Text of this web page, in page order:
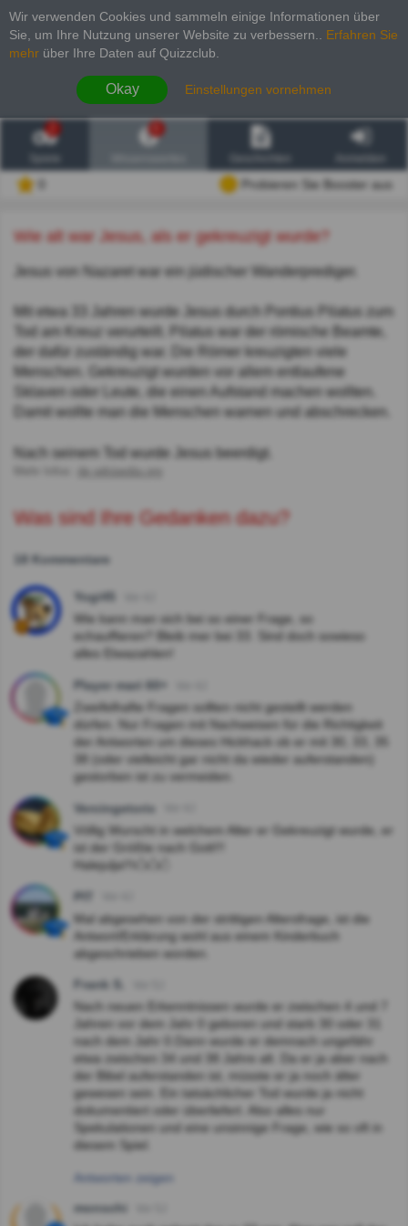
Wir verwenden Cookies und sammeln einige Informationen über
Sie, um Ihre Nutzung unserer Website zu verbessern.
Erfahren Sie
mehr über Ihre Daten auf Quizzclub.
Okay Einstellungen vornehmen
2
Probieren Sie Booster aus
Wie alt war Jesus, als er gekreuzigt wurde?
Jesus von Nazaret war ein jüdischer Wanderprediger.
Mit etwa 33 Jahren wurde Jesus durch Pontius Pilatus zum
Tod am Kreuz verurteilt. Pilatus war der römische Beamte,
der dafür zuständig war. Die Römer kreuzigten viele
Menschen. Gekreuzigt wurden vor allem entlaufene
Sklaven oder Leute, die einen Aufstand machen wollten.
Damit wollte man die Menschen warnen und abschrecken.
Nach seinem Tod wurde Jesus beerdigt.
de.wikipedia.org
Was sind Ihre Gedanken dazu?
18 Kommentare
Yogi45
Wie kann man sich bei so einer Frage, so
echauffieren? Bleib mer bei 33. Sind doch sowieso
alles Etwazahlen!
Player mari 60+
Zweifelhafte Fragen sollten nicht gestellt werden
dürfen. Nur Fragen mit Nachweisen für die Richtigkeit
der Antworten um dieses Hickhack ob er mit 30, 33, 35
38 (oder vielleicht gar nicht da wieder auferstanden)
gestorben ist zu vermeiden.
Vercingetorix
Völlig Wurscht in welchem Alter er Gekreuzigt wurde, er
ist der Größte nach Gott!!!
Halejulja!!!🖒🖒🖒
Mal abgesehen von der strittigen Altersfrage, ist die
Antwort/Erklärung wohl aus einem Kinderbuch
abgeschrieben worden.
Frank S.
Nach neuen Erkenntnissen wurde er zwischen 4 und 7
Jahren vor dem Jahr 0 geboren und starb 30 oder 31
nach dem Jahr 0.Dann wurde er demnach ungefähr
etwa zwischen 34 und 38 Jahre alt. Da er ja aber nach
der Bibel auferstanden ist, müsste er ja noch älter
gewesen sein. Ein tatsächlicher Tod wurde ja nicht
dokumentiert oder überliefert. Also alles nur
Spekulationen und eine unsinnige Frage, wie so oft in
diesem Spiel.
Antworten zeigen
monschi